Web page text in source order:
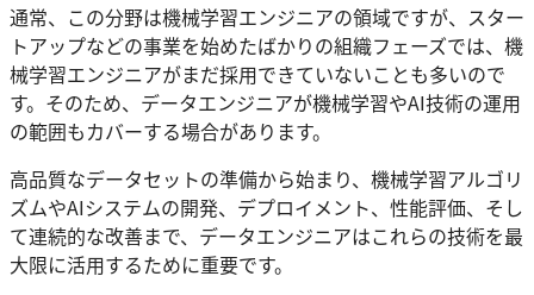
通常、この分野は機械学習エンジニアの領域ですが、スター
トアップなどの事業を始めたばかりの組織フェーズでは、機
械学習エンジニアがまだ採用できていないことも多いので
す。そのため、データエンジニアが機械学習やAI技術の運用
の範囲もカバーする場合があります。
高品質なデータセットの準備から始まり、機械学習アルゴリ
ズムやAIシステムの開発、デプロイメント、性能評価、そし
て連続的な改善まで、データエンジニアはこれらの技術を最
大限に活用するために重要です。